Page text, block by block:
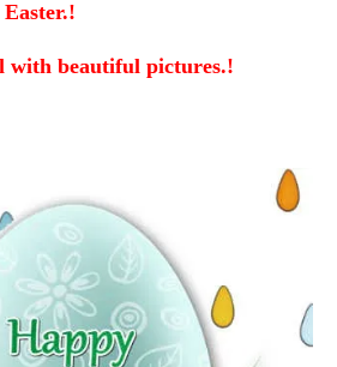
Easter.!
with beautiful pictures.!